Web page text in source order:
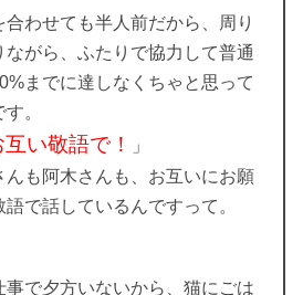
合わせても半人前だから、周り
ながら、ふたりで協力して普通
までに達しなくちゃと思って
。
い敬語で！
」
んも阿木さんも、お互いにお願
で話しているんですって。
事で夕方いないから、猫にごは